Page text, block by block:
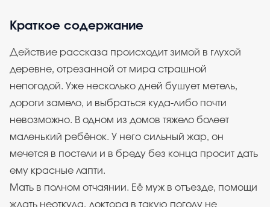
Краткое содержание
Действие рассказа происходит зимой в глухой
деревне, отрезанной от мира страшной
непогодой. Уже несколько дней бушует метель,
дороги замело, и выбраться куда-либо почти
невозможно. В одном из домов тяжело болеет
маленький ребёнок. У него сильный жар, он
мечется в постели и в бреду без конца просит дать
ему красные лапти.
Мать в полном отчаянии. Её муж в отъезде, помощи
ждать неоткуда, доктора в такую погоду не